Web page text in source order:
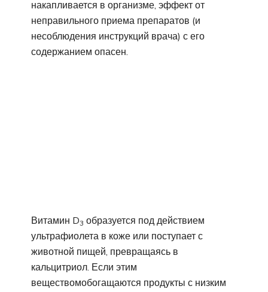
накапливается в организме, эффект от
неправильного приема препаратов (и
несоблюдения инструкций врача) с его
содержанием опасен.
Витамин D3 образуется под действием
ультрафиолета в коже или поступает с
животной пищей, превращаясь в
кальцитриол. Если этим
веществомобогащаются продукты с низким